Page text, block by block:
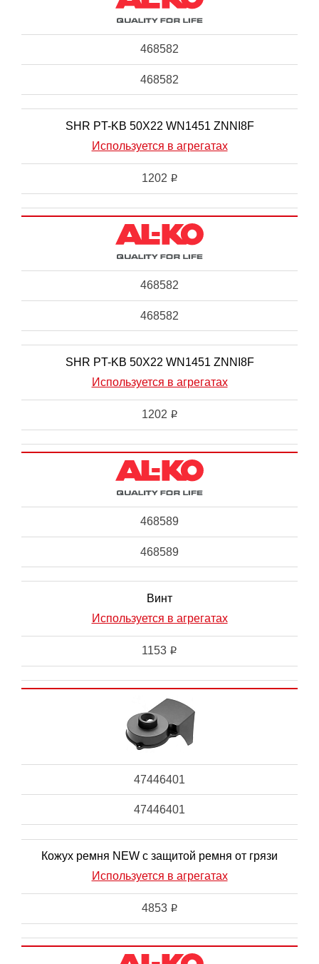
468582
468582
SHR PT-KB 50X22 WN1451 ZNNI8F
Используется в агрегатах
1202 i
468582
468582
SHR PT-KB 50X22 WN1451 ZNNI8F
Используется в агрегатах
1202 i
468589
468589
Винт
Используется в агрегатах
1153 i
47446401
47446401
Кожух ремня NEW с защитой ремня от грязи
Используется в агрегатах
4853 i